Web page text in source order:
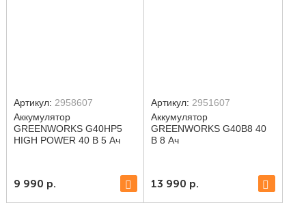
Артикул: 2958607
Аккумулятор
GREENWORKS G40HP5
HIGH POWER 40 В 5 Ач
9 990 р.
Артикул: 2951607
Аккумулятор
GREENWORKS G40B8 40
В 8 Ач
13 990 р.